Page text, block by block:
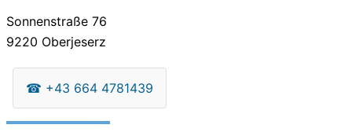
Sonnenstraße 76
9220 Oberjeserz
☎ +43 664 4781439